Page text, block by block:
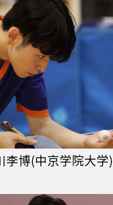
博(中京学院大学)